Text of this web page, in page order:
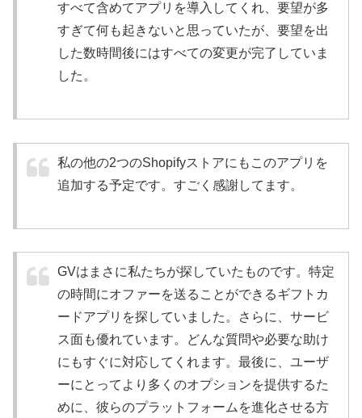
すべて含めてアプリを導入してくれ、要望が多
すぎて何も起きないと思っていたが、要望を出
した数時間後にはすべての変更が完了していま
した。
私の他の2つのShopifyストアにもこのアプリを
追加する予定です。すごく感謝してます。
GVはまさに私たちが探していたものです。特定
の時間にオファーを送ることができるギフトカ
ードアプリを探していました。さらに、サービ
ス面も優れています。どんな質問や必要な助け
にもすぐに対応してくれます。最後に、ユーザ
ーにとってより多くのオプションを提供するた
めに、彼らのプラットフォームを進化させる方